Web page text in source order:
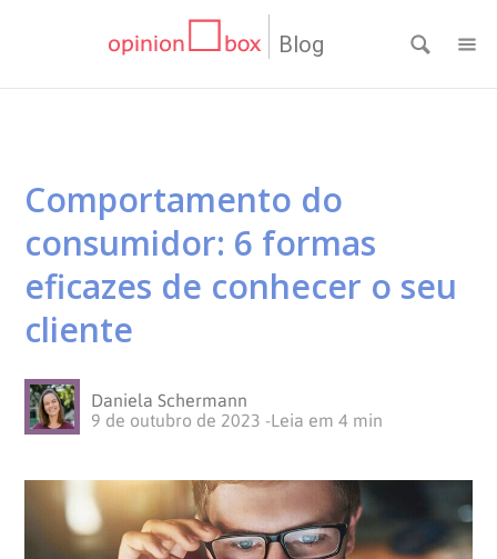
Blog
Comportamento do
consumidor: 6 formas
eficazes de conhecer o seu
cliente
Daniela Schermann
9 de outubro de 2023 -Leia em4 min
CATEGORIAS
Dicas
Pesquisas
Questionários
Inovação
Customer
Opinion
Recentes
DE
PESQUISA
MATERIAIS
WEBINARS
SOBRE
SOLUÇÕES
Customizadas
Plataforma